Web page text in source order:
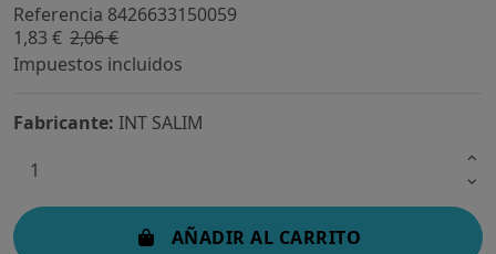
Referencia 8426633150059
1,83 € 2,06 €
Impuestos incluidos
Fabricante: INT SALIM
AÑADIR AL CARRITO